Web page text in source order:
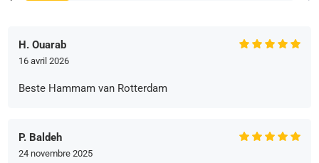
H. Ouarab
16 avril 2026
Beste Hammam van Rotterdam
P. Baldeh
24 novembre 2025